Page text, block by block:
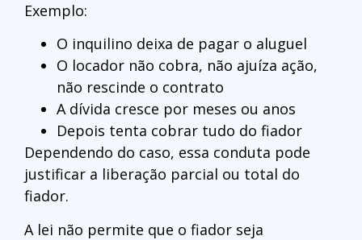
Exemplo:
O inquilino deixa de pagar o aluguel
O locador não cobra, não ajuíza ação,
não rescinde o contrato
A dívida cresce por meses ou anos
Depois tenta cobrar tudo do fiador
Dependendo do caso, essa conduta pode
justificar a liberação parcial ou total do
fiador.
A lei não permite que o fiador seja